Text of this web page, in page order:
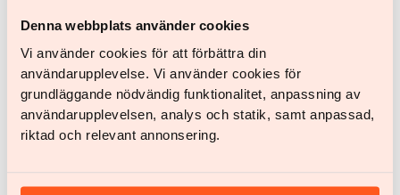
Denna webbplats använder cookies
Vi använder cookies för att förbättra din
användarupplevelse. Vi använder cookies för
grundläggande nödvändig funktionalitet, anpassning av
användarupplevelsen, analys och statik, samt anpassad,
riktad och relevant annonsering.
langfristig zu halten.
Denk daran: Abnehmen ist ein Prozess. Mit kleinen
Schritten und bewussten Entscheidungen kannst du
Gewohnheiten entwickeln, die bleiben – und dich jetzt und
in Zukunft besser fühlen.
übersetzt. Die englische Originalversion dient als Vorlage.